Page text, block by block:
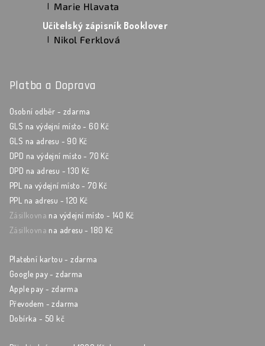
Hodnocení produktu je 5 z 5 hvězdiček.
| Marie Hlavata
Učitelský zápisník Booklover
Hodnocení produktu je 5 z 5 hvězdiček.
| Nikol Ferklová
Platba a Doprava
Osobní odběr - zdarma
GLS na výdejní místo - 60 Kč
GLS na adresu - 90 Kč
DPD na výdejní místo - 70 Kč
DPD na adresu - 130 Kč
PPL na výdejní místo - 70 Kč
PPL na adresu - 120 Kč
Zásilkovna na výdejní místo - 140 Kč
Zásilkovna na adresu - 180 Kč
Platební kartou - zdarma
Google pay - zdarma
Apple pay - zdarma
Převodem - zdarma
Dobírka - 50 kč